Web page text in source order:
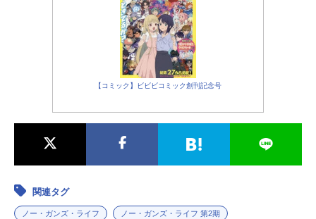
【コミック】ビビビコミック創刊記念号
関連タグ
ノー・ガンズ・ライフ ノー・ガンズ・ライフ 第2期